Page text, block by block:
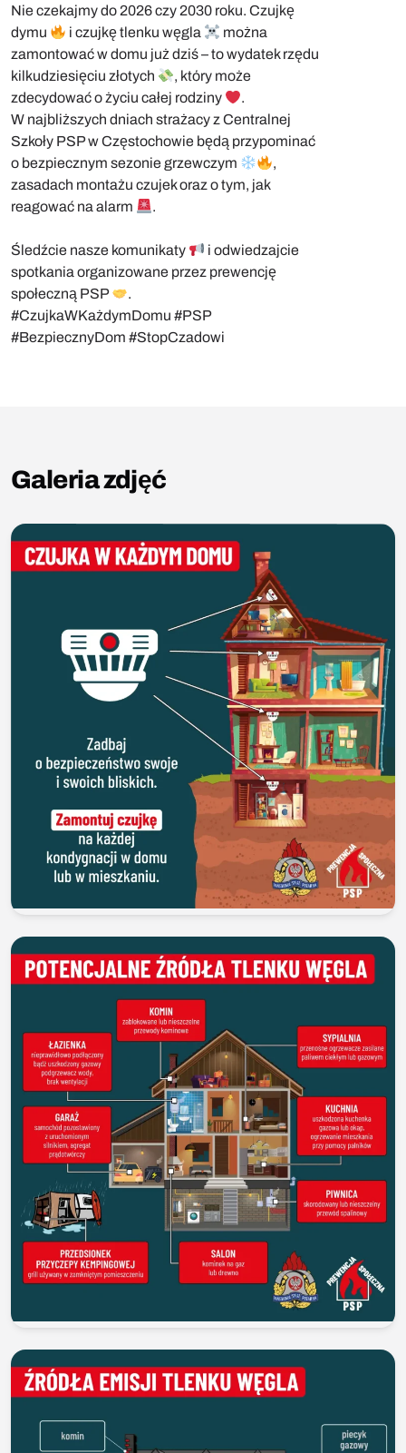
Nie czekajmy do 2026 czy 2030 roku. Czujkę
dymu
i czujkę tlenku węgla
można
zamontować w domu już dziś – to wydatek rzędu
kilkudziesięciu złotych
, który może
zdecydować o życiu całej rodziny
.
W najbliższych dniach strażacy z Centralnej
Szkoły PSP w Częstochowie będą przypominać
o bezpiecznym sezonie grzewczym
,
zasadach montażu czujek oraz o tym, jak
reagować na alarm
.
Śledźcie nasze komunikaty
i odwiedzajcie
spotkania organizowane przez prewencję
społeczną PSP
.
#CzujkaWKażdymDomu #PSP
#BezpiecznyDom #StopCzadowi
Galeria zdjęć